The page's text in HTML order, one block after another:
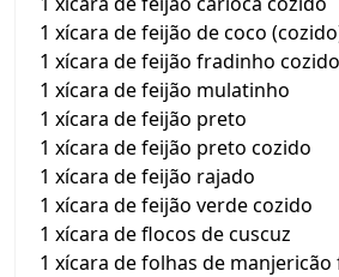
1 xícara de feijão de coco
1 xícara de feijão fradinho cozido
1 xícara de feijão mulatinho
1 xícara de feijão preto
1 xícara de feijão preto cozido
1 xícara de feijão rajado
1 xícara de feijão verde cozido
1 xícara de flocos de cuscuz
1 xícara de folhas de manjericão